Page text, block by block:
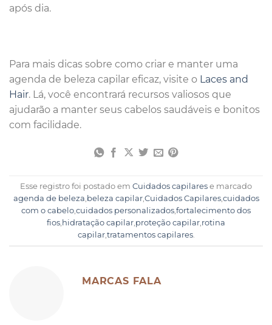
após dia.
Para mais dicas sobre como criar e manter uma
agenda de beleza capilar eficaz, visite o Laces and
Hair. Lá, você encontrará recursos valiosos que
ajudarão a manter seus cabelos saudáveis e bonitos
com facilidade.
Esse registro foi postado em Cuidados capilares e marcado
agenda de beleza beleza capilar, Cuidados Capilares, cuidados
com o cabelo cuidados personalizados fortalecimento dos
fios hidratação capilar proteção capilar rotina
capilar, tratamentos capilares.
MARCAS FALA